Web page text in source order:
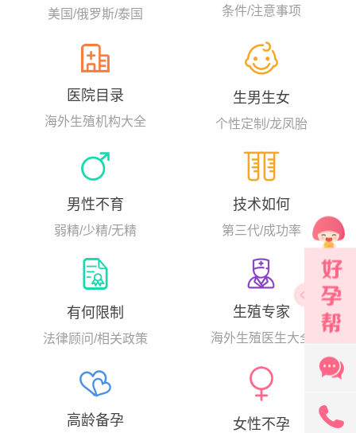
例，显著提高了卵子体外受精的
美国/俄罗斯/泰国 条件/注意事项
医院目录
海外生殖机构大全
生男生女
个性定制/龙凤胎
男性不育
弱精/少精/无精
技术如何
第三代/成功率
有何限制
法律顾问/相关政策
生殖专家
海外生殖医生大全
高龄备孕 女性不孕